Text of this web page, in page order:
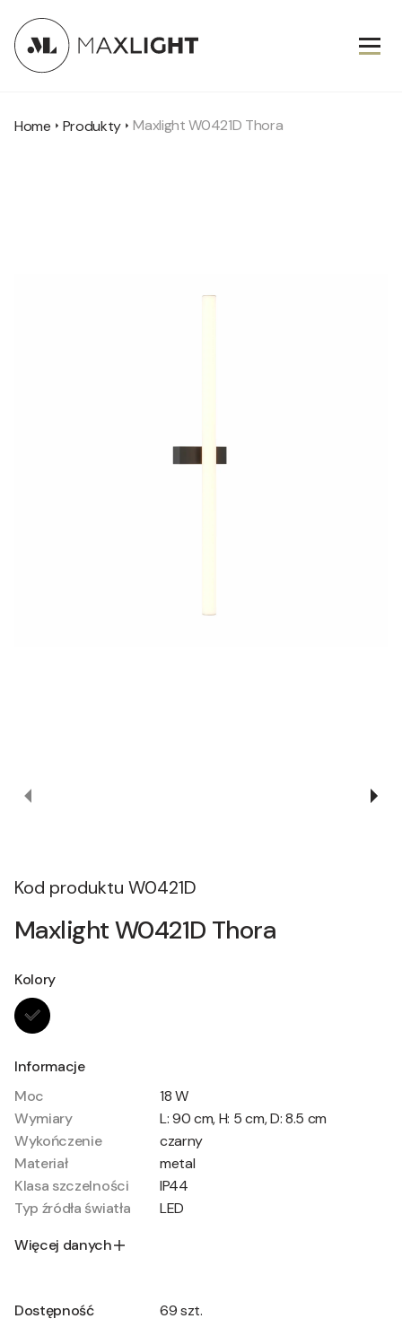
Home Produkty Maxlight W0421D Thora
Kod produktu W0421D
Maxlight W0421D Thora
Kolory
Informacje
Moc
18 W
Wymiary
L: 90 cm, H: 5 cm, D: 8.5 cm
Wykończenie
czarny
Materiał
metal
Klasa szczelności
IP44
Typ źródła światła
LED
Więcej danych
Dostępność 69 szt.